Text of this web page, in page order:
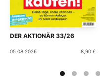
DER AKTIONÄR 33/26
05.08.2026 8,90 €